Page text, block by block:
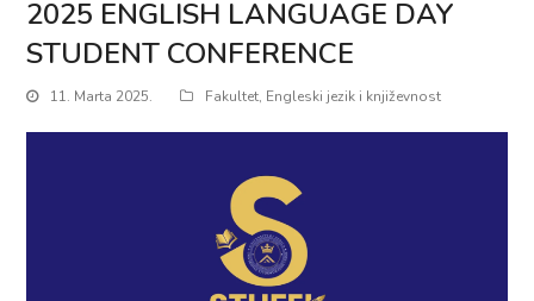
2025 ENGLISH LANGUAGE DAY
STUDENT CONFERENCE
11. Marta 2025. Fakultet, Engleski jezik i književnost